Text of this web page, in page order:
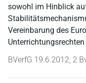
sowohl im Hinblick
Vereinbarung des
BVerfG 19.6.2012, 2